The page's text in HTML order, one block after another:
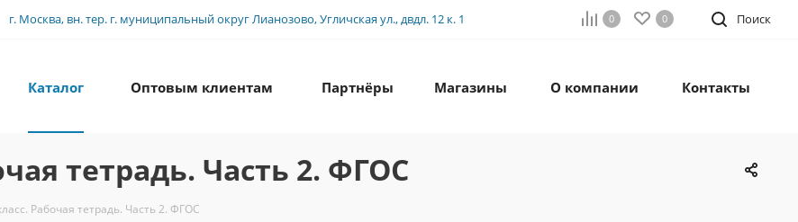
г. Москва, вн. тер. г. муниципальный округ Лианозово, Угличская ул., двдл. 12 к. 1 Поиск
0 0
Каталог Оптовым клиентам Партнёры Магазины О компании Контакты
тетрадь. Часть 2. ФГОС
Рабочая тетрадь. Часть 2. ФГОС